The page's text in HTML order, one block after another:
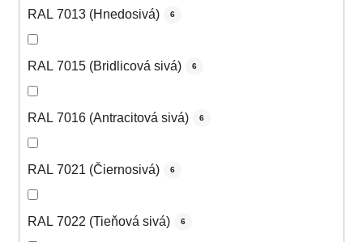
RAL 7013 (Hnedosivá) 6
RAL 7015 (Bridlicová sivá) 6
RAL 7016 (Antracitová sivá) 6
RAL 7021 (Čiernosivá) 6
RAL 7022 (Tieňová sivá) 6